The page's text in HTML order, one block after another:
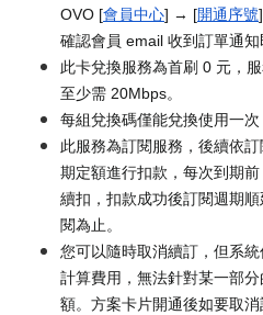
OVO [會員中心] → [開通序號
確認會員 email 收到訂單通知
此卡兌換服務為首刷 0 元，
至少需 20Mbps。
每組兌換碼僅能兌換使用一次
此服務為訂閱服務，後續依
期定額進行扣款，每次到期
續扣，扣款成功後訂閱週期
閱為止。
您可以隨時取消續訂，但系
計算費用，無法針對某一部
額。方案卡片開通後如要取